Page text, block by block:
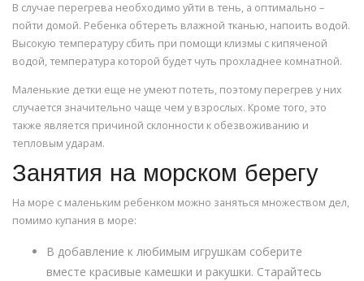
В случае перегрева необходимо уйти в тень, а оптимально –
пойти домой. Ребенка обтереть влажной тканью, напоить водой.
Высокую температуру сбить при помощи клизмы с кипяченой
водой, температура которой будет чуть прохладнее комнатной.
Маленькие детки еще не умеют потеть, поэтому перегрев у них
случается значительно чаще чем у взрослых. Кроме того, это
также является причиной склонности к обезвоживанию и
тепловым ударам.
Занятия на морском берегу
На море с маленьким ребенком можно заняться множеством дел,
помимо купания в море:
В добавление к любимым игрушкам соберите
вместе красивые камешки и ракушки. Старайтесь